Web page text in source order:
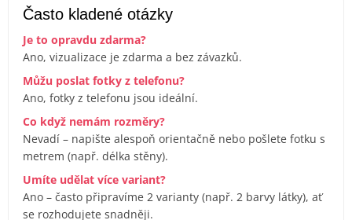
Často kladené otázky
Je to opravdu zdarma?
Ano, vizualizace je zdarma a bez závazků.
Můžu poslat fotky z telefonu?
Ano, fotky z telefonu jsou ideální.
Co když nemám rozměry?
Nevadí – napište alespoň orientačně nebo pošlete fotku s
metrem (např. délka stěny).
Umíte udělat více variant?
Ano – často připravíme 2 varianty (např. 2 barvy látky), ať
se rozhodujete snadněji.